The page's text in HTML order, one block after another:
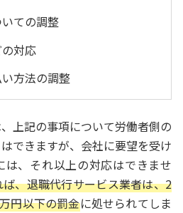
ての調整
対応
方法の調整
上記の事項について労働者側の
できますが、会社に要望を受け
は、それ以上の対応はできませ
、退職代行サービス業者は、2
円以下の罰金に処せられてしま